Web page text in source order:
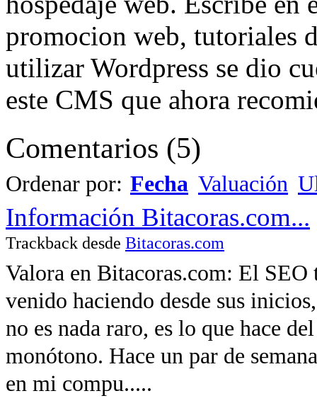
promocion web, tutoriales
utilizar Wordpress se dio
este CMS que ahora
Comentarios (5)
Ordenar por: Fecha Valuación
Información Bitacoras.com...
Trackback desde Bitacoras.com
Valora en Bitacoras.com: El
venido haciendo desde sus
no es nada raro, es lo que hace
monótono. Hace un par de
en mi compu.....